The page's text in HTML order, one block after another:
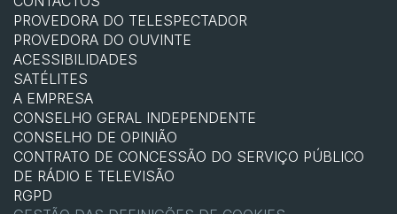
PROVEDORA DO TELESPECTADOR
PROVEDORA DO OUVINTE
ACESSIBILIDADES
SATÉLITES
A EMPRESA
CONSELHO GERAL INDEPENDENTE
CONSELHO DE OPINIÃO
CONTRATO DE CONCESSÃO DO SERVIÇO PÚBLICO
DE RÁDIO E TELEVISÃO
RGPD